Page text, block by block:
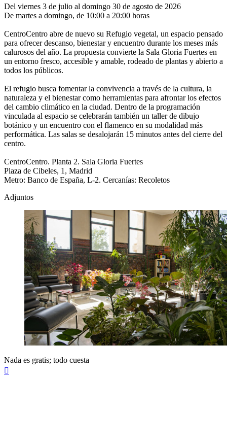
Del viernes 3 de julio al domingo 30 de agosto de 2026
De martes a domingo, de 10:00 a 20:00 horas
CentroCentro abre de nuevo su Refugio vegetal, un espacio pensado
para ofrecer descanso, bienestar y encuentro durante los meses más
calurosos del año. La propuesta convierte la Sala Gloria Fuertes en
un entorno fresco, accesible y amable, rodeado de plantas y abierto a
todos los públicos.
El refugio busca fomentar la convivencia a través de la cultura, la
naturaleza y el bienestar como herramientas para afrontar los efectos
del cambio climático en la ciudad. Dentro de la programación
vinculada al espacio se celebrarán también un taller de dibujo
botánico y un encuentro con el flamenco en su modalidad más
performática. Las salas se desalojarán 15 minutos antes del cierre del
centro.
CentroCentro. Planta 2. Sala Gloria Fuertes
Plaza de Cibeles, 1, Madrid
Metro: Banco de España, L-2. Cercanías: Recoletos
Adjuntos
Nada es gratis; todo cuesta